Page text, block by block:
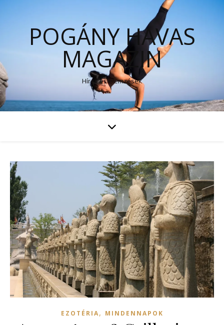
POGÁNY HAVAS
MAGAZIN
Hírek és elemzések
EZOTÉRIA, MINDENNAPOK